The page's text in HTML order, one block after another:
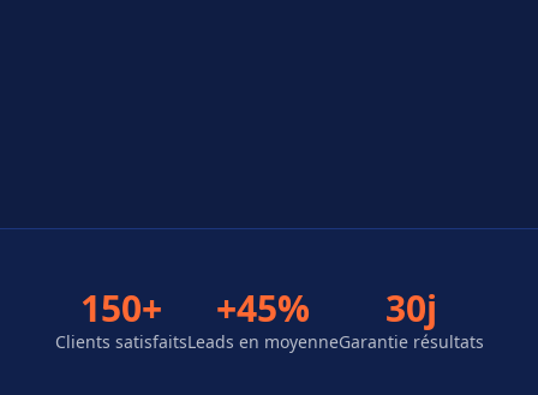
150+
Clients satisfaits
+45%
Leads en moyenne
30j
Garantie résultats